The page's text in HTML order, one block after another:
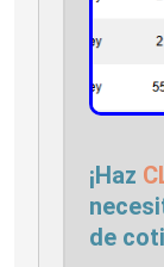
¡Haz
de